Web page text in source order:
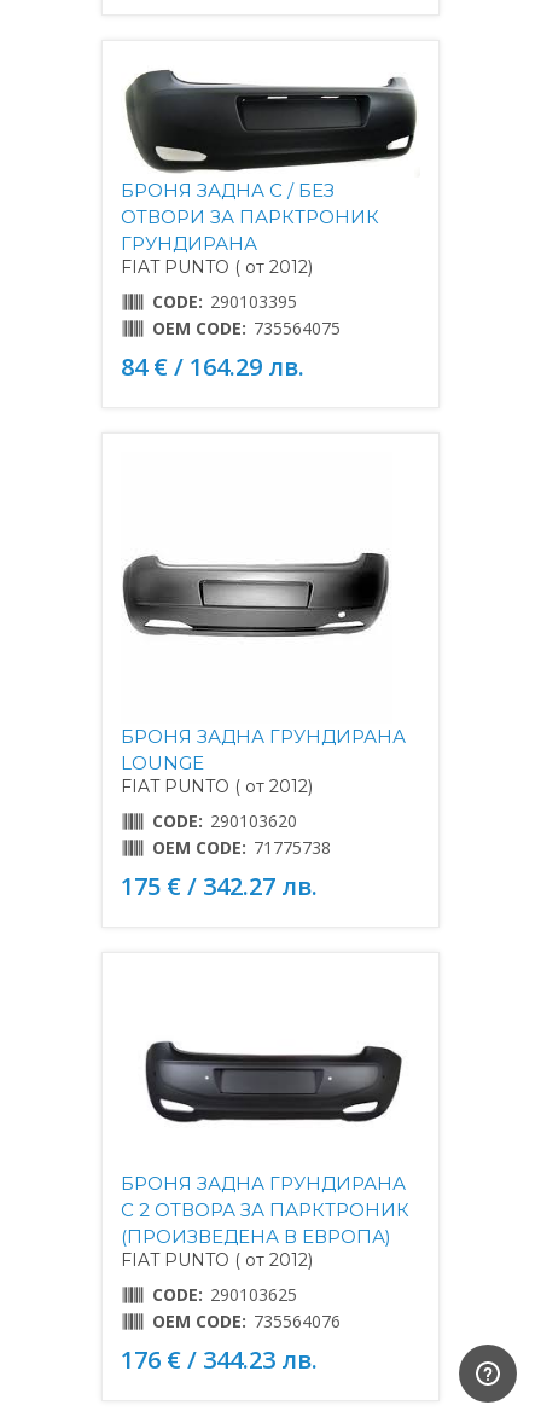
БРОНЯ ЗАДНА С / БЕЗ
ОТВОРИ ЗА ПАРКТРОНИК
ГРУНДИРАНА
FIAT PUNTO ( от 2012)
CODE: 290103395
OEM CODE: 735564075
84 € / 164.29 лв.
БРОНЯ ЗАДНА ГРУНДИРАНА
LOUNGE
FIAT PUNTO ( от 2012)
CODE: 290103620
OEM CODE: 71775738
175 € / 342.27 лв.
БРОНЯ ЗАДНА ГРУНДИРАНА
С 2 ОТВОРА ЗА ПАРКТРОНИК
(ПРОИЗВЕДЕНА В ЕВРОПА)
FIAT PUNTO ( от 2012)
CODE: 290103625
OEM CODE: 735564076
176 € / 344.23 лв.